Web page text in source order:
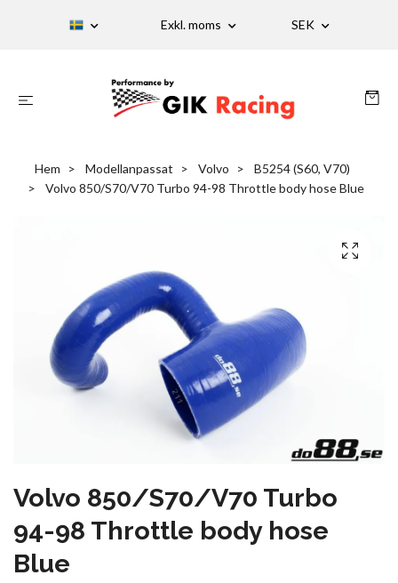
Exkl. moms SEK
Hem Modellanpassat Volvo
B5254 (S60, V70)
Volvo 850/S70/V70 Turbo 94-98 Throttle body hose Blue
Volvo 850/S70/V70 Turbo
94-98 Throttle body hose
Blue